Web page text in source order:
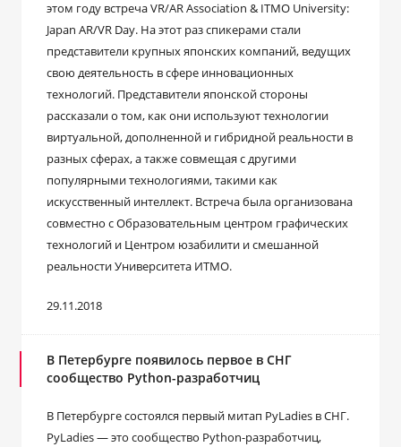
этом году встреча VR/AR Association & ITMO University:
Japan AR/VR Day. На этот раз спикерами стали
представители крупных японских компаний, ведущих
свою деятельность в сфере инновационных
технологий. Представители японской стороны
рассказали о том, как они используют технологии
виртуальной, дополненной и гибридной реальности в
разных сферах, а также совмещая с другими
популярными технологиями, такими как
искусственный интеллект. Встреча была организована
совместно с Образовательным центром графических
технологий и Центром юзабилити и смешанной
реальности Университета ИТМО.
29.11.2018
В Петербурге появилось первое в СНГ
сообщество Python-разработчиц
В Петербурге состоялся первый митап PyLadies в СНГ.
PyLadies — это сообщество Python-разработчиц,